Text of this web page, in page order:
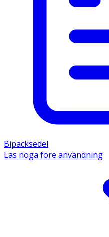
Bipacksedel
Läs noga före användning